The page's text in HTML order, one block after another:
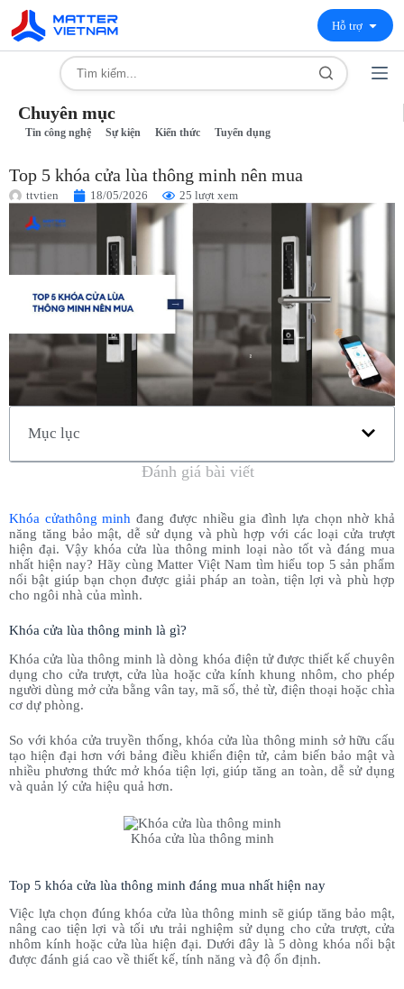
Hỗ trợ
Chuyên mục
Tin công nghệ Sự kiện Kiến thức Tuyển dụng
Top 5 khóa cửa lùa thông minh nên mua
ttvtien 18/05/2026 25 lượt xem
Mục lục
Đánh giá bài viết
Khóa cửathông minh đang được nhiều gia đình lựa chọn nhờ khả
năng tăng bảo mật, dễ sử dụng và phù hợp với các loại cửa trượt
hiện đại. Vậy khóa cửa lùa thông minh loại nào tốt và đáng mua
nhất hiện nay? Hãy cùng Matter Việt Nam tìm hiểu top 5 sản phẩm
nổi bật giúp bạn chọn được giải pháp an toàn, tiện lợi và phù hợp
cho ngôi nhà của mình.
Khóa cửa lùa thông minh là gì?
Khóa cửa lùa thông minh là dòng khóa điện tử được thiết kế chuyên
dụng cho cửa trượt, cửa lùa hoặc cửa kính khung nhôm, cho phép
người dùng mở cửa bằng vân tay, mã số, thẻ từ, điện thoại hoặc chìa
cơ dự phòng.
So với khóa cửa truyền thống, khóa cửa lùa thông minh sở hữu cấu
tạo hiện đại hơn với bảng điều khiển điện tử, cảm biến bảo mật và
nhiều phương thức mở khóa tiện lợi, giúp tăng an toàn, dễ sử dụng
và quản lý cửa hiệu quả hơn.
Khóa cửa lùa thông minh
Top 5 khóa cửa lùa thông minh đáng mua nhất hiện nay
Việc lựa chọn đúng khóa cửa lùa thông minh sẽ giúp tăng bảo mật,
nâng cao tiện lợi và tối ưu trải nghiệm sử dụng cho cửa trượt, cửa
nhôm kính hoặc cửa lùa hiện đại. Dưới đây là 5 dòng khóa nổi bật
được đánh giá cao về thiết kế, tính năng và độ ổn định.